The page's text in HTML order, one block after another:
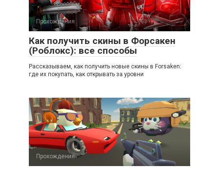
Прохождения
Как получить скины в Форсакен
(Роблокс): все способы
Рассказываем, как получить новые скины в Forsaken:
где их покупать, как открывать за уровни
Прохождения